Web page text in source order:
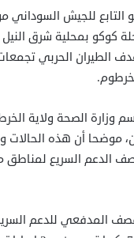
للجيش السوداني
كوكو بمحلية شرق
الطيران الحربي
موضحا أن هذه
الدعم السريع